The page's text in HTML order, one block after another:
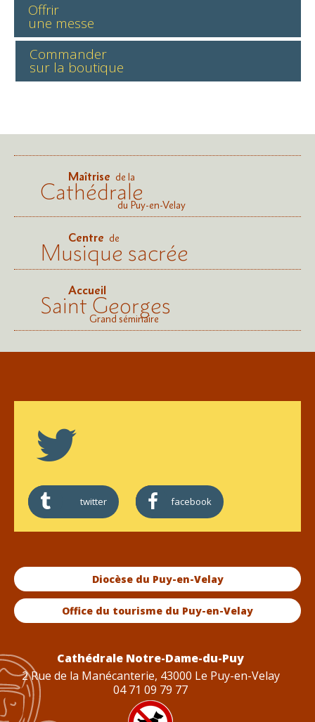
Offrir
une messe
Commander
sur la boutique
Maîtrise de la
Cathédraledu Puy-en-Velay
Centre de
Musique sacrée
Accueil
Saint Georges
Grand séminaire
twitter facebook
Diocèse du Puy-en-Velay
Office du tourisme du Puy-en-Velay
Cathédrale Notre-Dame-du-Puy
2 Rue de la Manécanterie, 43000 Le Puy-en-Velay
04 71 09 79 77